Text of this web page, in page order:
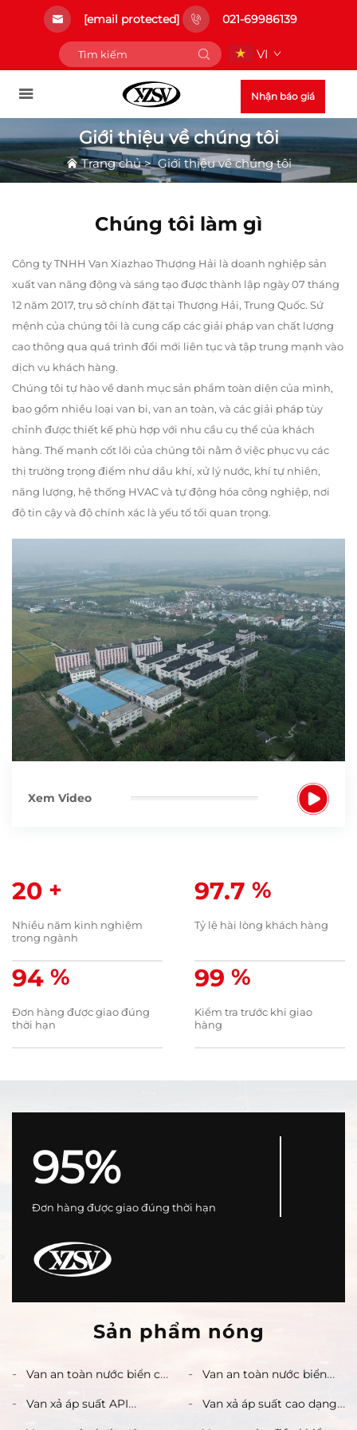
[email protected] 021-69986139
VI
Nhận báo giá
Giới thiệu về chúng tôi
Trang chủ>Giới thiệu về chúng tôi
Chúng tôi làm gì
Công ty TNHH Van Xiazhao Thượng Hải là doanh nghiệp sản
xuất van năng động và sáng tạo được thành lập ngày 07 tháng
12 năm 2017, trụ sở chính đặt tại Thượng Hải, Trung Quốc. Sứ
mệnh của chúng tôi là cung cấp các giải pháp van chất lượng
cao thông qua quá trình đổi mới liên tục và tập trung mạnh vào
dịch vụ khách hàng.
Chúng tôi tự hào về danh mục sản phẩm toàn diện của mình,
bao gồm nhiều loại van bi, van an toàn, và các giải pháp tùy
chỉnh được thiết kế phù hợp với nhu cầu cụ thể của khách
hàng. Thế mạnh cốt lõi của chúng tôi nằm ở việc phục vụ các
thị trường trọng điểm như dầu khí, xử lý nước, khí tự nhiên,
năng lượng, hệ thống HVAC và tự động hóa công nghiệp, nơi
độ tin cậy và độ chính xác là yếu tố tối quan trọng.
Xem Video
20 +
Nhiều năm kinh nghiệm
trong ngành
98.7 %
Tỷ lệ hài lòng khách hàng
95 %
Đơn hàng được giao đúng
thời hạn
100 %
Kiểm tra trước khi giao
hàng
95%
Đơn hàng được giao đúng thời hạn
Sản phẩm nóng
Van an toàn nước biển có
1/2" đến 2" | Bản sao
quảng cáo đặc biệt trên
Van an toàn nước biển
PN16 | Thép duplex /
Đồng thanh nhôm | Bảo
Van xả áp suất API
Van xả áp suất cao dạng